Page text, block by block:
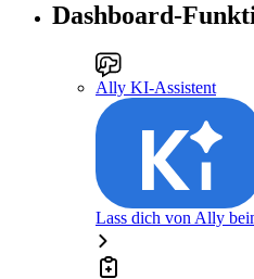
Dashboard-
Ally KI-Assistent
Lass dich von Ally